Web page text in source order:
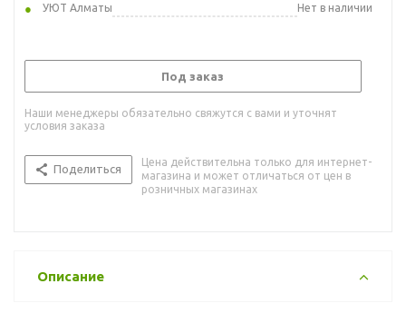
УЮТ Алматы
Нет в наличии
Под заказ
Наши менеджеры обязательно свяжутся с вами и уточнят
условия заказа
Поделиться
Цена действительна только для интернет-
магазина и может отличаться от цен в
розничных магазинах
Описание